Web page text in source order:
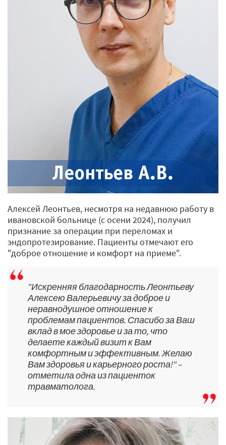
Алексей Леонтьев, несмотря на недавнюю работу в
ивановской больнице (с осени 2024), получил
признание за операции при переломах и
эндопротезирование. Пациенты отмечают его
"доброе отношение и комфорт на приеме".
"Искренняя благодарность Леонтьеву
Алексею Валерьевичу за доброе и
неравнодушное отношение к
проблемам пациентов. Спасибо за Ваш
вклад в мое здоровье и за то, что
делаете каждый визит к Вам
комфортным и эффективным. Желаю
Вам здоровья и карьерного роста!" –
отметила одна из пациенток
травматолога.